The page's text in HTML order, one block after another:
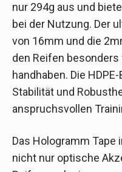
nur 294g aus und
bei der Nutzung. Der
von 16mm und die
den Reifen
handhaben. Die
Stabilität und
anspruchsvollen
Das Hologramm
nicht nur optische